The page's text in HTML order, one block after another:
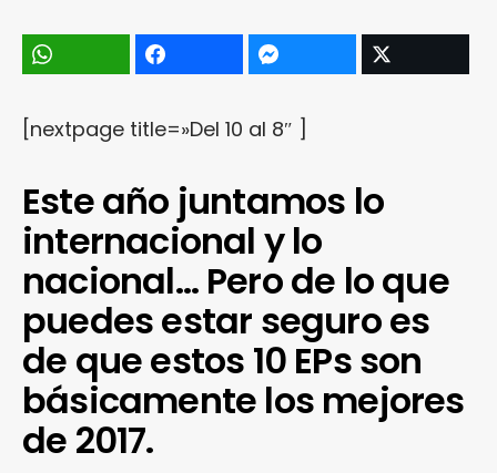
[nextpage title=»Del 10 al 8″ ]
Este año juntamos lo
internacional y lo
nacional… Pero de lo que
puedes estar seguro es
de que estos 10 EPs son
básicamente los mejores
de 2017.